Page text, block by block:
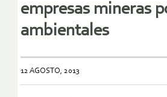
empresas mineras
ambientales
12 AGOSTO, 2013